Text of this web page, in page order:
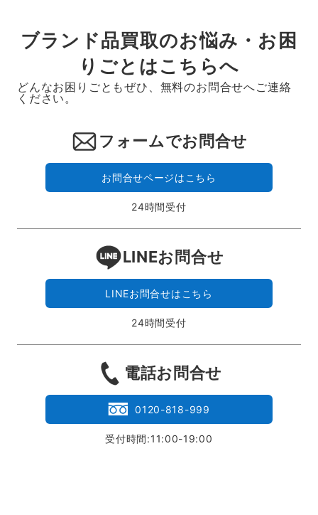
ブランド品買取のお悩み・お困
りごとはこちらへ
どんなお困りごともぜひ、無料のお問合せへご連絡
ください。
フォームでお問合せ
お問合せページはこちら
24時間受付
LINEお問合せ
LINEお問合せはこちら
24時間受付
電話お問合せ
0120-818-999
受付時間:11:00-19:00